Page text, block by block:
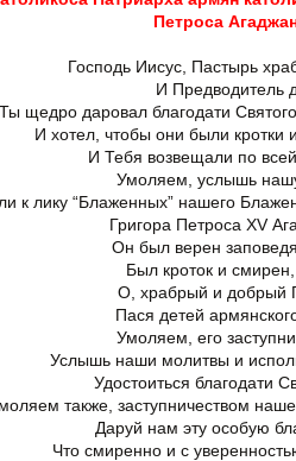
Петроса
Господь Иисус, Пастырь
И Предводитель
Ты щедро даровал благодати
И хотел, чтобы они были кротки
И Тебя возвещали по
Умоляем, услышь
к лику “Блаженных” нашего
Григора Петроса XV
Он был верен
Был кроток и смирен,
О, храбрый и добрый
Пася детей
Умоляем, его
Услышь наши молитвы и
Удостоиться благодати
также, заступничеством
Даруй нам эту особую
Что смиренно и с